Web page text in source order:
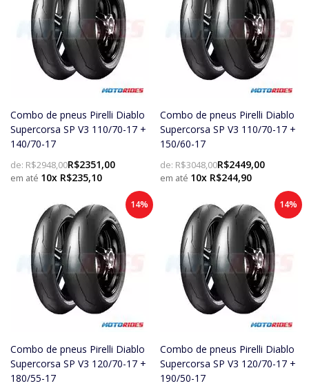
Combo de pneus Pirelli Diablo
Supercorsa SP V3 110/70-17 +
140/70-17
de: R$2948,00R$2351,00
10x R$235,10
Combo de pneus Pirelli Diablo
Supercorsa SP V3 110/70-17 +
150/60-17
de: R$3048,00R$2449,00
10x R$244,90
Combo de pneus Pirelli Diablo
Supercorsa SP V3 120/70-17 +
180/55-17
14%
Combo de pneus Pirelli Diablo
Supercorsa SP V3 120/70-17 +
190/50-17
14%